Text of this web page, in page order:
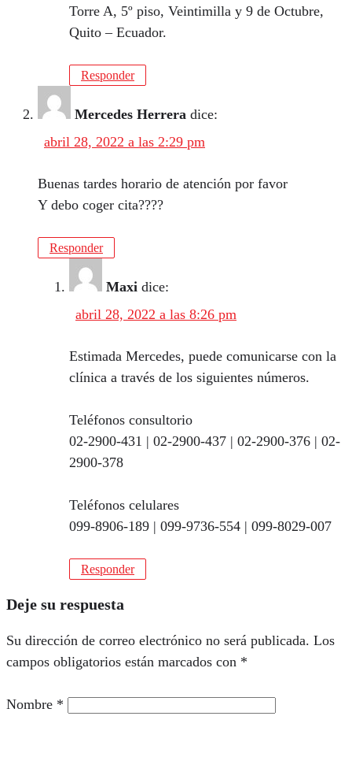
Torre A, 5º piso, Veintimilla y 9 de Octubre,
Quito – Ecuador.
Responder
Mercedes Herrera dice:
abril 28, 2022 a las 2:29 pm
Buenas tardes horario de atención por favor
Y debo coger cita????
Responder
Maxi dice:
abril 28, 2022 a las 8:26 pm
Estimada Mercedes, puede comunicarse con la
clínica a través de los siguientes números.
Teléfonos consultorio
02-2900-431 | 02-2900-437 | 02-2900-376 | 02-
2900-378
Teléfonos celulares
099-8906-189 | 099-9736-554 | 099-8029-007
Responder
Deje su respuesta
Su dirección de correo electrónico no será publicada. Los
campos obligatorios están marcados con *
Nombre *